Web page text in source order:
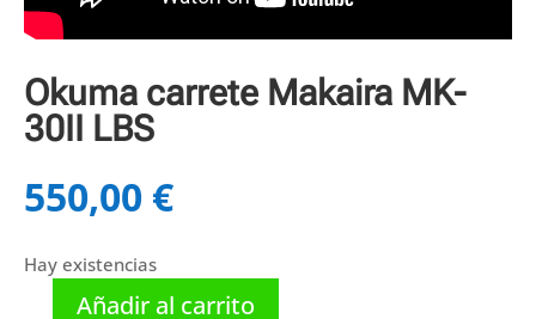
Okuma carrete Makaira MK-
30II LBS
550,00 €
Hay existencias
Añadir al carrito